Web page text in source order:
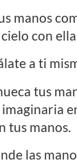
manos
con
a ti
tus
tus manos.
las